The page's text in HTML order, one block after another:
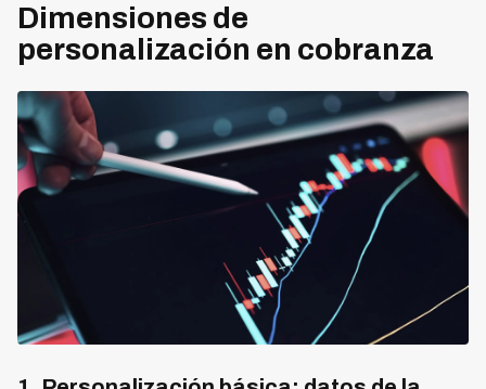
Dimensiones de
personalización en cobranza